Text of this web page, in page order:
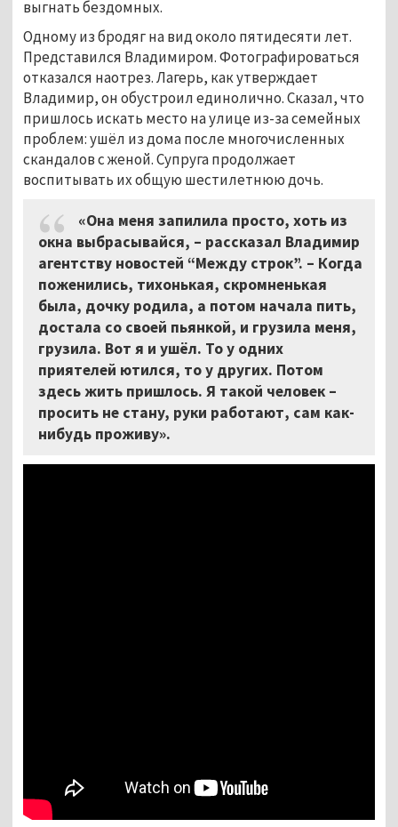
выгнать бездомных.
Одному из бродяг на вид около пятидесяти лет.
Представился Владимиром. Фотографироваться
отказался наотрез. Лагерь, как утверждает
Владимир, он обустроил единолично. Сказал, что
пришлось искать место на улице из-за семейных
проблем: ушёл из дома после многочисленных
скандалов с женой. Супруга продолжает
воспитывать их общую шестилетнюю дочь.
«Она меня запилила просто, хоть из
окна выбрасывайся, – рассказал Владимир
агентству новостей “Между строк”. – Когда
поженились, тихонькая, скромненькая
была, дочку родила, а потом начала пить,
достала со своей пьянкой, и грузила меня,
грузила. Вот я и ушёл. То у одних
приятелей ютился, то у других. Потом
здесь жить пришлось. Я такой человек –
просить не стану, руки работают, сам как-
нибудь проживу».